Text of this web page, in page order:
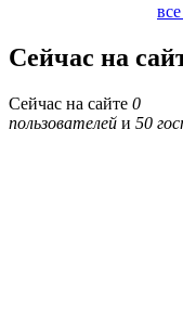
Сейчас на
Сейчас на сайте 0
пользователей и 50